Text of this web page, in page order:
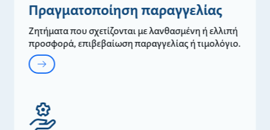
Πραγματοποίηση παραγγελίας
Ζητήματα που σχετίζονται με λανθασμένη ή ελλιπή
προσφορά, επιβεβαίωση παραγγελίας ή τιμολόγιο.